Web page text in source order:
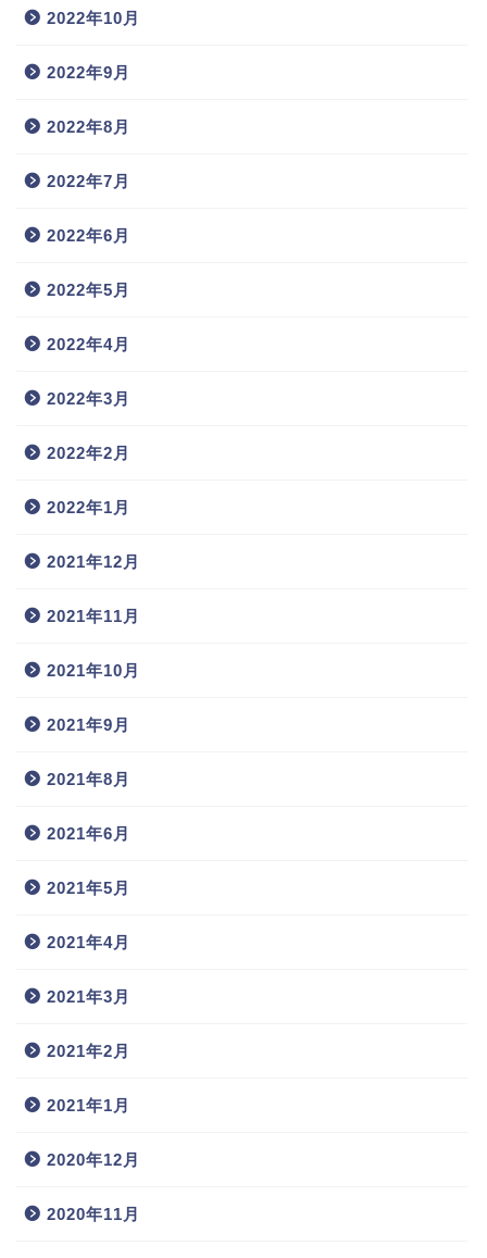
2022年10月
2022年9月
2022年8月
2022年7月
2022年6月
2022年5月
2022年4月
2022年3月
2022年2月
2022年1月
2021年12月
2021年11月
2021年10月
2021年9月
2021年8月
2021年6月
2021年5月
2021年4月
2021年3月
2021年2月
2021年1月
2020年12月
2020年11月